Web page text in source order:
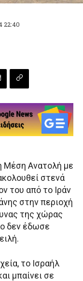
22:40
Μέση Ανατολή με
στενά
του από το Ιράν
στην περιοχή
της χώρας
δεν έδωσε
το Ισραήλ
μπαίνει σε